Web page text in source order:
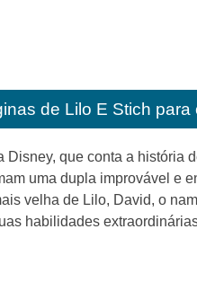
de Lilo E Stich
Disney, que conta a história
uma dupla improvável e
velha de Lilo, David, o
habilidades